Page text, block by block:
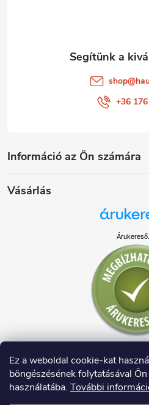
Ez a weboldal cookie-kat
böngészésének folytatásával
használatába. További
Információ az Ön számára
Vásárlás
shop@
+36